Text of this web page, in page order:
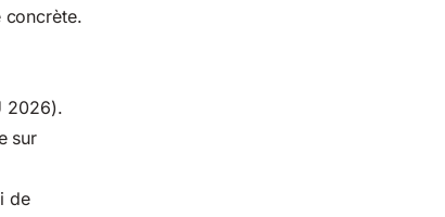
concrète.
2026).
sur
de